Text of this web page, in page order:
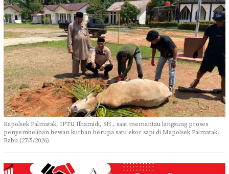
Kapolsek Palmatak, IPTU Ilhamidi, SH., saat memantau langsung proses
penyembelihan hewan kurban berupa satu ekor sapi di Mapolsek Palmatak,
Rabu (27/5/2026).